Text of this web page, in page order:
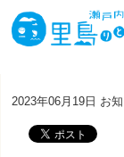
2023年06月19日 お